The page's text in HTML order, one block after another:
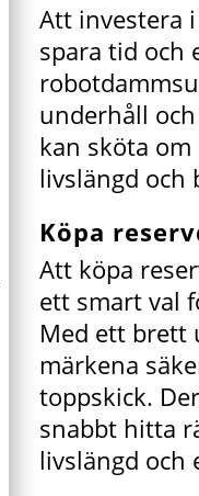
Att investera
spara tid och
underhåll
kan sköta
livslängd och
Köpa
Att köpa
ett smart val
Med ett brett
märkena
toppskick.
snabbt hitta
livslängd och